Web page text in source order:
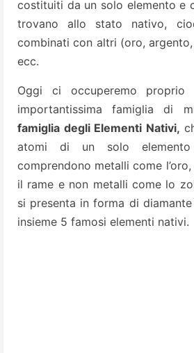
costituiti da un solo elemento e
trovano allo stato nativo,
combinati con altri (oro,
ecc.
Oggi ci occuperemo
importantissima famiglia di
famiglia degli Elementi Nativi,
atomi di un solo
comprendono metalli come
il rame e non metalli come lo
si presenta in forma di
insieme 5 famosi elementi nativi.